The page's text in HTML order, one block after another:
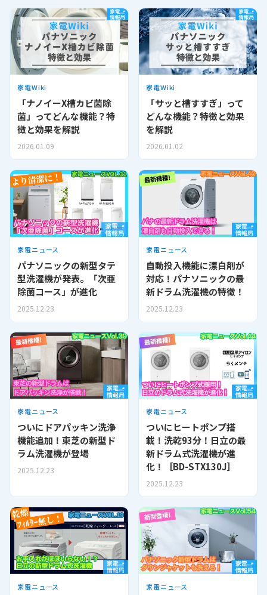
家電Wiki
「ナノイーX槽カビ菌除
菌」ってどんな機能？特
徴と効果を解説
2026.01.09
家電Wiki
「サッと槽すすぎ」って
どんな機能？特徴と効果
を解説
2026.01.02
家電ニュース
パナソニックの新型タテ
型洗濯機が発表。「次亜
除菌コース」が進化
2025.12.23
家電ニュース
自動投入機能に漂白剤が
対応！パナソニックの最
新ドラム洗濯機の特徴！
2025.12.23
家電ニュース
ついにドアパッキン洗浄
機能追加！東芝の新型ド
ラム洗濯機が登場
2025.12.23
家電ニュース
ついにヒートポンプ搭
載！洗乾93分！日立の最
新ドラム式洗濯機が進
化！［BD-STX130J］
2025.12.23
家電ニュース 家電ニュース